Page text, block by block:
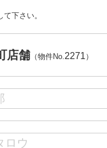
下さい。
店舗 （物件No.2271 ）